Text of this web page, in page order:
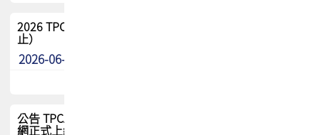
2026 TPCA健康盃保齡球聯誼賽 熱烈報名中（8/3報名截
止）
2026-06-29
公告 TPCA 台灣電路板協會官網將迎來新面貌，7/1 新官
網正式上線！